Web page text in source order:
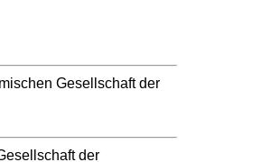
Gesellschaft der
der